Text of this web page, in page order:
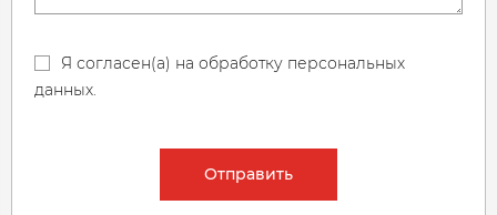
Я согласен(а) на обработку персональных
данных.
Отправить